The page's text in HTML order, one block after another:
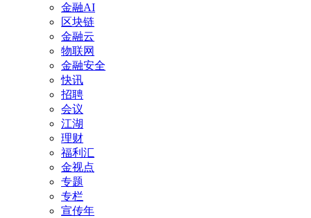
金融AI
区块链
金融云
物联网
金融安全
快讯
招聘
会议
江湖
理财
福利汇
金视点
专题
专栏
宣传年